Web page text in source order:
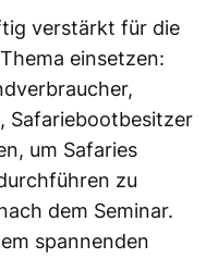
verstärkt für die
einsetzen:
Safariebootbesitzer
um Safaries
zu
dem Seminar.
spannenden